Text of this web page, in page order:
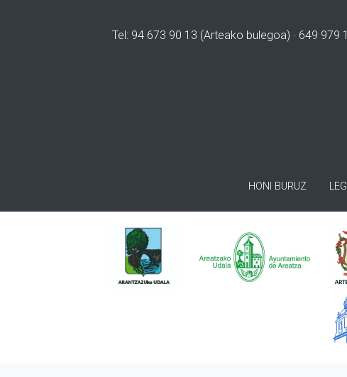
Tel: 94 673 90 13 (Arteako bulegoa) · 649
HONI BURUZ